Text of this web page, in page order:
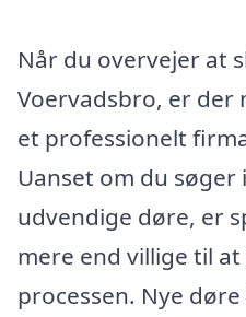
Når du overvejer at
Voervadsbro, er der
et professionelt
Uanset om du
udvendige døre, er
mere end villige til
processen. Nye